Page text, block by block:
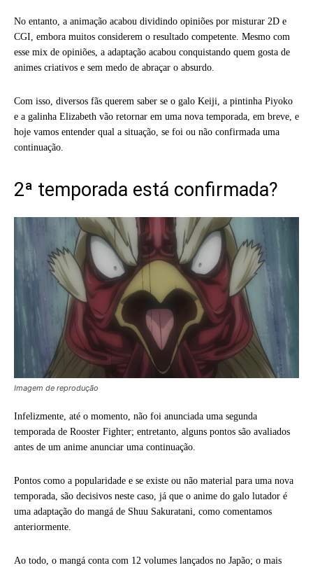
No entanto, a animação acabou dividindo opiniões por misturar 2D e
CGI, embora muitos considerem o resultado competente. Mesmo com
esse mix de opiniões, a adaptação acabou conquistando quem gosta de
animes criativos e sem medo de abraçar o absurdo.
Com isso, diversos fãs querem saber se o galo Keiji, a pintinha Piyoko
e a galinha Elizabeth vão retornar em uma nova temporada, em breve, e
hoje vamos entender qual a situação, se foi ou não confirmada uma
continuação.
2ª temporada está confirmada?
Imagem de reprodução
Infelizmente, até o momento, não foi anunciada uma segunda
temporada de Rooster Fighter; entretanto, alguns pontos são avaliados
antes de um anime anunciar uma continuação.
Pontos como a popularidade e se existe ou não material para uma nova
temporada, são decisivos neste caso, já que o anime do galo lutador é
uma adaptação do mangá de Shuu Sakuratani, como comentamos
anteriormente.
Ao todo, o mangá conta com 12 volumes lançados no Japão; o mais